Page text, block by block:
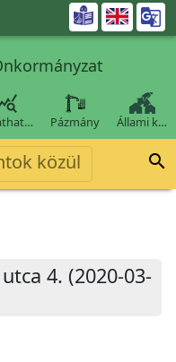

Pázmány Állami k…
közül 
4. (2020-03-